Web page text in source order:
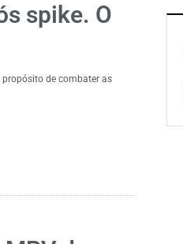
spike. O
de combater as